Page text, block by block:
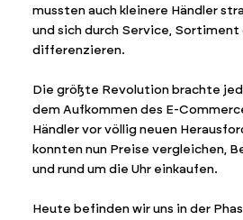
mussten auch kleinere Händler
und sich durch Service, Sortiment
differenzieren.
Die größte Revolution brachte
dem Aufkommen des E-
Händler vor völlig neuen
konnten nun Preise vergleichen,
und rund um die Uhr einkaufen.
Heute befinden wir uns in der